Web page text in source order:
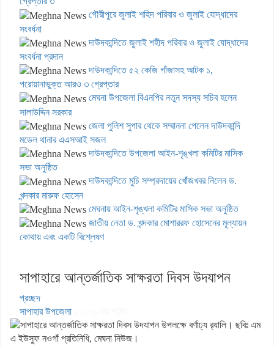
গৌরীপুরে জুলাই শহিদ পরিবার ও জুলাই যোদ্ধাদের
সংবর্ধনা
দাউদকান্দিতে জুলাই শহীদ পরিবার ও জুলাই যোদ্ধাদের
সংবর্ধনা প্রদান
দাউদকান্দিতে ৫২ কেজি গাঁজাসহ আটক ১,
পরোয়ানাভুক্ত আরও ৩ গ্রেপ্তার
মেঘনা উপজেলা বিএনপির নতুন সদস্য সচিব হলেন
সালাউদ্দিন সরকার
জেলা পুলিশ সুপার থেকে সম্মাননা পেলেন দাউদকান্দি
মডেল থানার এএসআই সজল
দাউদকান্দিতে উপজেলা আইন-শৃঙ্খলা কমিটির মাসিক
সভা অনুষ্ঠিত
দাউদকান্দিতে মুচি সম্প্রদায়ের খোঁজখবর নিলেন ড.
খন্দকার মারুফ হোসেন
মেঘনায় আইন-শৃঙ্খলা কমিটির মাসিক সভা অনুষ্ঠিত
জাতীয় নেতা ড. খন্দকার মোশাররফ হোসেনের মূল্যায়ন
কোথায় এবং একটি বিশ্লেষণ
সাপাহারে আন্তর্জাতিক সাক্ষরতা দিবস উদযাপন
প্রচ্ছদ
সাপাহার উপজেলা